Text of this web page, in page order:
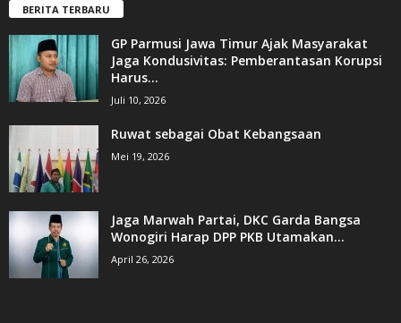
BERITA TERBARU
GP Parmusi Jawa Timur Ajak Masyarakat
Jaga Kondusivitas: Pemberantasan Korupsi
Harus...
Juli 10, 2026
Ruwat sebagai Obat Kebangsaan
Mei 19, 2026
Jaga Marwah Partai, DKC Garda Bangsa
Wonogiri Harap DPP PKB Utamakan...
April 26, 2026